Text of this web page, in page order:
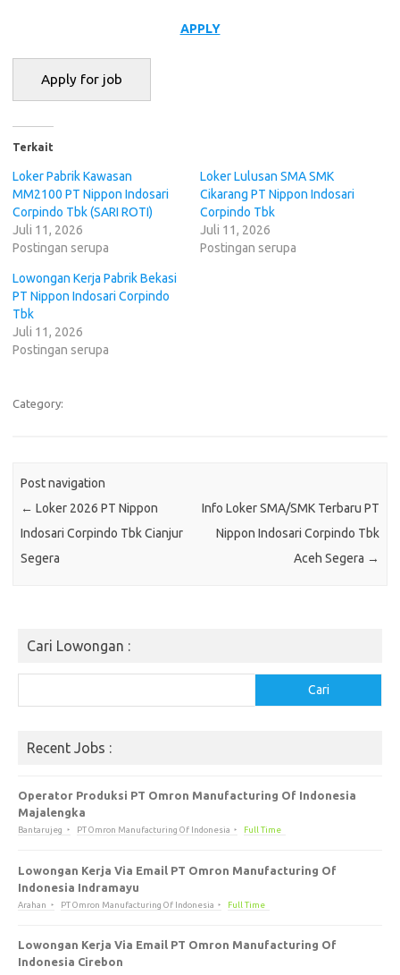
APPLY
Terkait
Loker Pabrik Kawasan
MM2100 PT Nippon Indosari
Corpindo Tbk (SARI ROTI)
Juli 11, 2026
Postingan serupa
Loker Lulusan SMA SMK
Cikarang PT Nippon Indosari
Corpindo Tbk
Juli 11, 2026
Postingan serupa
Lowongan Kerja Pabrik Bekasi
PT Nippon Indosari Corpindo
Tbk
Juli 11, 2026
Postingan serupa
Category:
Post navigation
← Loker 2026 PT Nippon
Indosari Corpindo Tbk Cianjur
Segera
Info Loker SMA/SMK Terbaru PT
Nippon Indosari Corpindo Tbk
Aceh Segera →
Cari Lowongan :
Cari
Recent Jobs :
Operator Produksi PT Omron Manufacturing Of Indonesia
Majalengka
Bantarujeg PT Omron Manufacturing Of Indonesia Full Time
Lowongan Kerja Via Email PT Omron Manufacturing Of
Indonesia Indramayu
Arahan PT Omron Manufacturing Of Indonesia Full Time
Lowongan Kerja Via Email PT Omron Manufacturing Of
Indonesia Cirebon